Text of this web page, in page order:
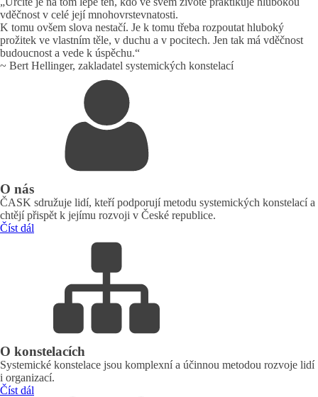
vděčnost v celé její mnohovrstevnatosti.
K tomu ovšem slova nestačí. Je k tomu třeba rozpoutat hluboký
prožitek ve vlastním těle, v duchu a v pocitech. Jen tak má vděčnost
budoucnost a vede k úspěchu.“
~ Bert Hellinger, zakladatel systemických konstelací
O nás
ČASK sdružuje lidí, kteří podporují metodu systemických konstelací a
chtějí přispět k jejímu rozvoji v České republice.
Číst dál
O konstelacích
Systemické konstelace jsou komplexní a účinnou metodou rozvoje lidí
i organizací.
Číst dál